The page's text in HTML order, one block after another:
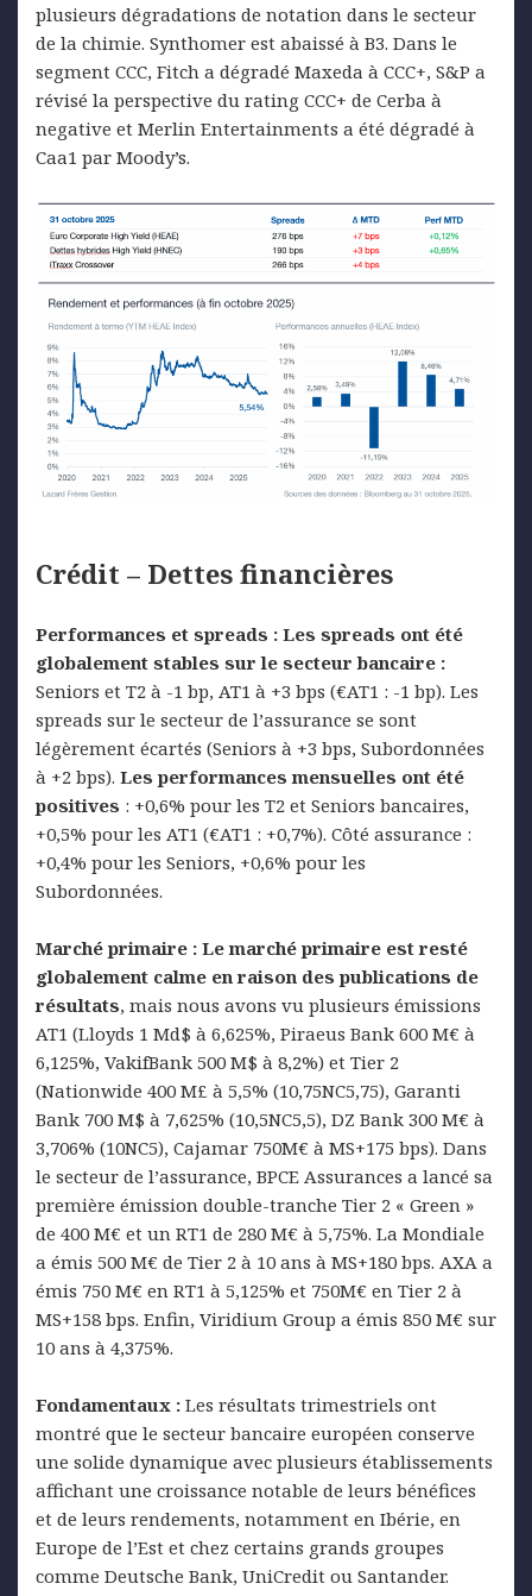
plusieurs dégradations de notation dans le secteur
de la chimie. Synthomer est abaissé à B3. Dans le
segment CCC, Fitch a dégradé Maxeda à CCC+, S&P a
révisé la perspective du rating CCC+ de Cerba à
negative et Merlin Entertainments a été dégradé à
Caa1 par Moody’s.
Crédit – Dettes financières
Performances et spreads : Les spreads ont été
globalement stables sur le secteur bancaire :
Seniors et T2 à -1 bp, AT1 à +3 bps (€AT1 : -1 bp). Les
spreads sur le secteur de l’assurance se sont
légèrement écartés (Seniors à +3 bps, Subordonnées
à +2 bps). Les performances mensuelles ont été
positives : +0,6% pour les T2 et Seniors bancaires,
+0,5% pour les AT1 (€AT1 : +0,7%). Côté assurance :
+0,4% pour les Seniors, +0,6% pour les
Subordonnées.
Marché primaire : Le marché primaire est resté
globalement calme en raison des publications de
résultats, mais nous avons vu plusieurs émissions
AT1 (Lloyds 1 Md$ à 6,625%, Piraeus Bank 600 M€ à
6,125%, VakifBank 500 M$ à 8,2%) et Tier 2
(Nationwide 400 M£ à 5,5% (10,75NC5,75), Garanti
Bank 700 M$ à 7,625% (10,5NC5,5), DZ Bank 300 M€ à
3,706% (10NC5), Cajamar 750M€ à MS+175 bps). Dans
le secteur de l’assurance, BPCE Assurances a lancé sa
première émission double-tranche Tier 2 « Green »
de 400 M€ et un RT1 de 280 M€ à 5,75%. La Mondiale
a émis 500 M€ de Tier 2 à 10 ans à MS+180 bps. AXA a
émis 750 M€ en RT1 à 5,125% et 750M€ en Tier 2 à
MS+158 bps. Enfin, Viridium Group a émis 850 M€ sur
10 ans à 4,375%.
Fondamentaux : Les résultats trimestriels ont
montré que le secteur bancaire européen conserve
une solide dynamique avec plusieurs établissements
affichant une croissance notable de leurs bénéfices
et de leurs rendements, notamment en Ibérie, en
Europe de l’Est et chez certains grands groupes
comme Deutsche Bank, UniCredit ou Santander.